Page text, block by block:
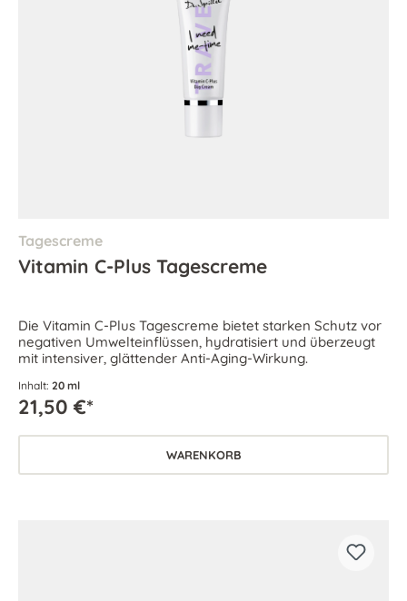
Tagescreme
Vitamin C-Plus Tagescreme
Die Vitamin C-Plus Tagescreme bietet starken Schutz vor
negativen Umwelteinflüssen, hydratisiert und überzeugt
mit intensiver, glättender Anti-Aging-Wirkung.
Inhalt: 20 ml
21,50 €*
WARENKORB